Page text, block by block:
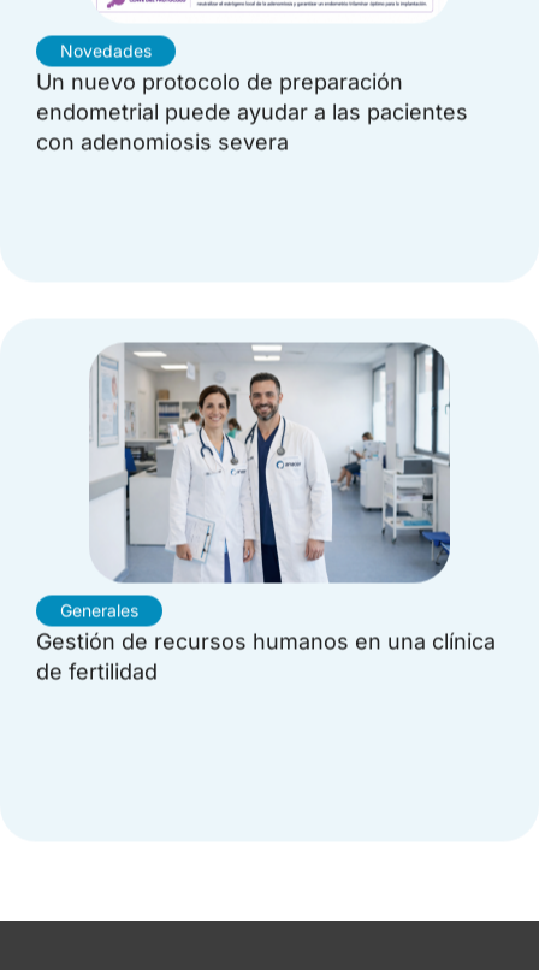
Novedades
Un nuevo protocolo de preparación
endometrial puede ayudar a las pacientes
con adenomiosis severa
Generales
Gestión de recursos humanos en una clínica
de fertilidad